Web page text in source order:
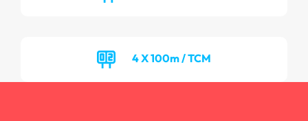
4 X 100m / TCM